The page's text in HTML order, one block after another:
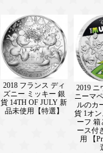
2018 フランス ディ
ズニー ミッキー 銀
貨 14TH OF JULY 新
品未使用【特選】
2019 ニ
ニーマ
ルのカ
貨 1オ
ーフ 箱
ース付
用 【